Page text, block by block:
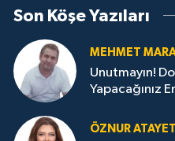
Son Köşe Yazıları
MEHMET
Unutmayın!
Yapacağınız
ÖZNUR